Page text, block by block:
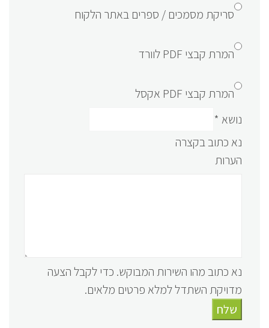
סריקת מסמכים / ספרים באתר הלקוח
המרת קבצי PDF לוורד
המרת קבצי PDF אקסל
נושא *
נא כתוב בקצרה
הערות
נא כתוב מהו השירות המבוקש. כדי לקבל הצעה
מדויקת השתדל למלא פרטים מלאים.
שלח